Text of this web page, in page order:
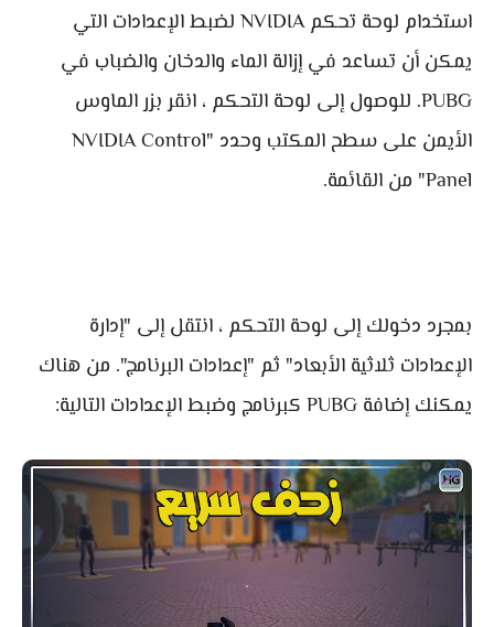
استخدام لوحة تحكم NVIDIA لضبط الإعدادات التي
يمكن أن تساعد في إزالة الماء والدخان والضباب في
PUBG. للوصول إلى لوحة التحكم ، انقر بزر الماوس
الأيمن على سطح المكتب وحدد "NVIDIA Control
Panel" من القائمة.
بمجرد دخولك إلى لوحة التحكم ، انتقل إلى "إدارة
الإعدادات ثلاثية الأبعاد" ثم "إعدادات البرنامج". من هناك
يمكنك إضافة PUBG كبرنامج وضبط الإعدادات التالية: